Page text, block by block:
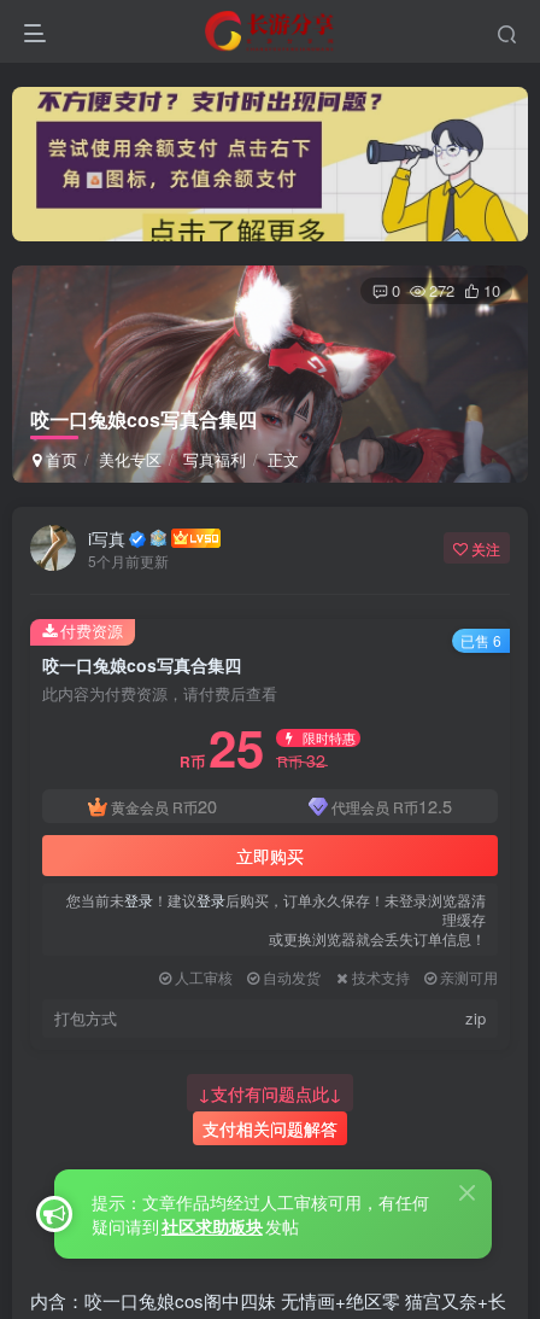
咬一口兔娘cos写真合集四
首页 美化专区 写真福利 正文
0 272 10
i写真
5个月前更新
关注
咬一口兔娘cos写真合集四
此内容为付费资源，请付费后查看
R币 25 限时特惠
R币32
黄金会员 R币20 代理会员 R币12.5
立即购买
您当前未登录 ！建议登录后购买，订单永久保存！未登录浏览器清
理缓存
或更换浏览器就会丢失订单信息！
人工审核
自动发货 技术支持 亲测可用
打包方式 zip
付费资源 已售 6
↓支付有问题点此↓
支付相关问题解答
提示：文章作品均经过人工审核可用，有任何
疑问请到社区求助板块发帖
内含：咬一口兔娘cos阁中四妹 无情画+绝区零 猫宫又奈+长